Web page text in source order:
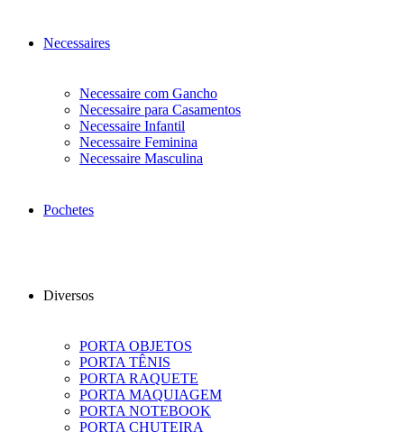
Necessaires
Necessaire com Gancho
Necessaire para Casamentos
Necessaire Infantil
Necessaire Feminina
Necessaire Masculina
Pochetes
Diversos
PORTA OBJETOS
PORTA TÊNIS
PORTA RAQUETE
PORTA MAQUIAGEM
PORTA NOTEBOOK
PORTA CHUTEIRA